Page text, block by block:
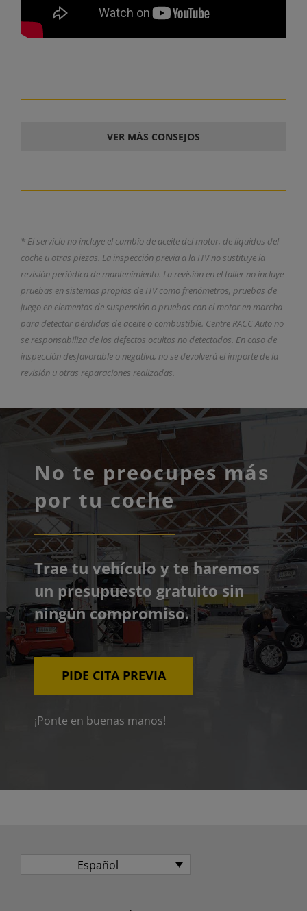
VER MÁS CONSEJOS
* El servicio no incluye el cambio de aceite del motor, de líquidos del
coche u otras piezas. La inspección previa a la ITV no sustituye la
revisión periódica de mantenimiento. La revisión en el taller no incluye
pruebas en sistemas propios de ITV como frenómetros, pruebas de
juego en elementos de suspensión o pruebas con el motor en marcha
para detectar pérdidas de aceite o combustible. Centre RACC Auto no
se responsabiliza de los defectos ocultos no detectados. En caso de
inspección desfavorable o negativa, no se devolverá el importe de la
revisión u otras reparaciones realizadas.
No te preocupes más
por tu coche
Trae tu vehículo y te haremos
un presupuesto gratuito sin
ningún compromiso.
PIDE CITA PREVIA
¡Ponte en buenas manos!
Español